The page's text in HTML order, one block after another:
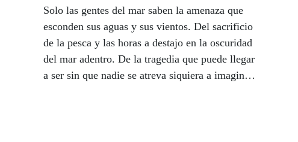
Solo las gentes del mar saben la amenaza que
esconden sus aguas y sus vientos. Del sacrificio
de la pesca y las horas a destajo en la oscuridad
del mar adentro. De la tragedia que puede llegar
a ser sin que nadie se atreva siquiera a imaginar.